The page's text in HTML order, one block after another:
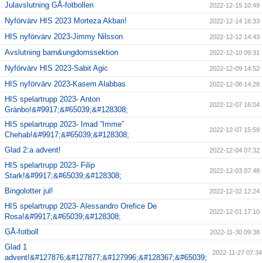
Julavslutning GÅ-fotbollen 2022-12-15 10:49
Nyförvärv HIS 2023 Morteza Akbari! 2022-12-14 16:33
HIS nyförvärv 2023-Jimmy Nilsson 2022-12-12 14:43
Avslutning barn&ungdomssektion 2022-12-10 09:31
Nyförvärv HIS 2023-Sabit Agic 2022-12-09 14:52
HIS nyförvärv 2023-Kasem Alabbas 2022-12-08 14:28
HIS spelartrupp 2023- Anton
Gränbo!&#9917;&#65039;&#128308;
2022-12-07 16:04
HIS spelartrupp 2023- Imad ”Imme”
Chehab!&#9917;&#65039;&#128308;
2022-12-07 15:59
Glad 2:a advent! 2022-12-04 07:32
HIS spelartrupp 2023- Filip
Stark!&#9917;&#65039;&#128308;
2022-12-03 07:48
Bingolotter jul! 2022-12-02 12:24
HIS spelartrupp 2023- Alessandro Orefice De
Rosa!&#9917;&#65039;&#128308;
2022-12-01 17:10
GÅ-fotboll 2022-11-30 09:38
Glad 1
advent!&#127876;&#127877;&#127996;&#128367;&#65039;
2022-11-27 07:34